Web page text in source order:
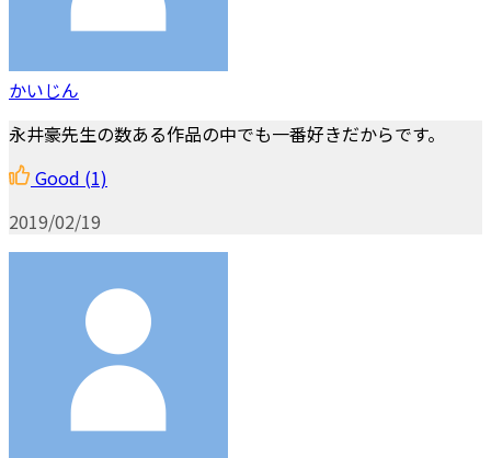
かいじん
永井豪先生の数ある作品の中でも一番好きだからです。
Good (1)
2019/02/19